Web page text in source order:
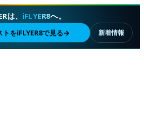
は、 iFLYER8へ。
をiFLYER8で見る→ 新着情報